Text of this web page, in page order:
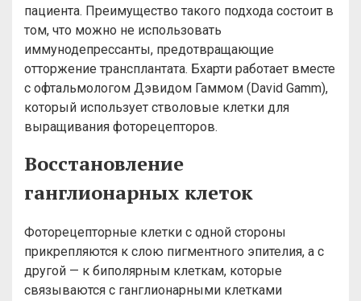
пациента. Преимущество такого подхода состоит в
том, что можно не использовать
иммунодепрессанты, предотвращающие
отторжение трансплантата. Бхарти работает вместе
с офтальмологом Дэвидом Гаммом (David Gamm),
который использует стволовые клетки для
выращивания фоторецепторов.
Восстановление
ганглионарных клеток
Фоторецепторные клетки с одной стороны
прикрепляются к слою пигментного эпителия, а с
другой — к биполярным клеткам, которые
связываются с ганглионарными клетками